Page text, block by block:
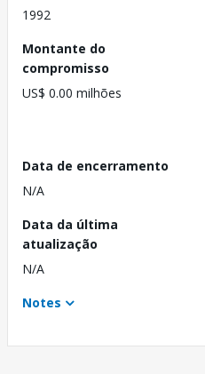
1992
Montante do
compromisso
US$ 0.00 milhões
Data de encerramento
N/A
Data da última
atualização
N/A
Notes